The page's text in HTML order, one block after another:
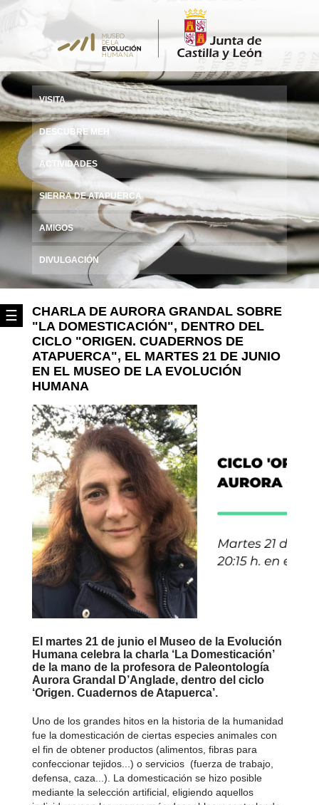
☰
VISITA
DESCUBRE MEH
ACTIVIDADES
SIERRA DE ATAPUERCA
AMIGOS
DIVULGACIÓN
CHARLA DE AURORA GRANDAL SOBRE
"LA DOMESTICACIÓN", DENTRO DEL
CICLO "ORIGEN. CUADERNOS DE
ATAPUERCA", EL MARTES 21 DE JUNIO
EN EL MUSEO DE LA EVOLUCIÓN
HUMANA
El martes 21 de junio el Museo de la Evolución
Humana celebra la charla ‘La Domesticación’
de la mano de la profesora de Paleontología
Aurora Grandal D’Anglade, dentro del ciclo
‘Origen. Cuadernos de Atapuerca’.
Uno de los grandes hitos en la historia de la humanidad
fue la domesticación de ciertas especies animales con
el fin de obtener productos (alimentos, fibras para
confeccionar tejidos...) o servicios (fuerza de trabajo,
defensa, caza...). La domesticación se hizo posible
mediante la selección artificial, eligiendo aquellos